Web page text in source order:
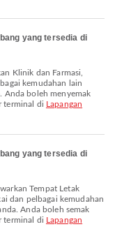
yang tersedia di
kemudahan lain
Anda boleh menyemak
terminal di Lapangan
yang tersedia di
dan pelbagai kemudahan
Anda boleh semak
terminal di Lapangan